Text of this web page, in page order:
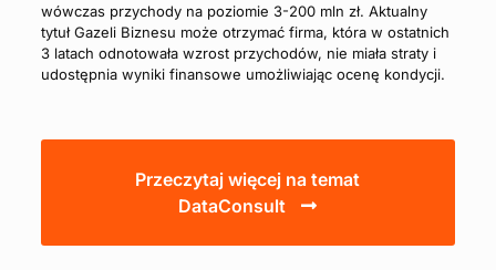
wówczas przychody na poziomie 3-200 mln zł. Aktualny
tytuł Gazeli Biznesu może otrzymać firma, która w ostatnich
3 latach odnotowała wzrost przychodów, nie miała straty i
udostępnia wyniki finansowe umożliwiając ocenę kondycji.
Przeczytaj więcej na temat
DataConsult